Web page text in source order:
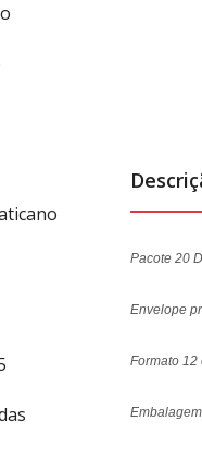
Pacote 20
Envelope
Formato 12